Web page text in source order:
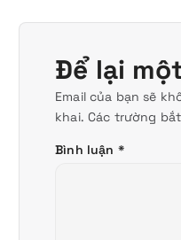
Để lại
Email của bạn sẽ
khai. Các trường
Bình luận *